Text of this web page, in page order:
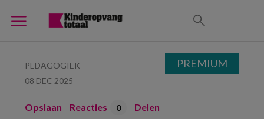
PEDAGOGIEK
08 DEC 2025
Opslaan Reacties 0 Delen
PREMIUM